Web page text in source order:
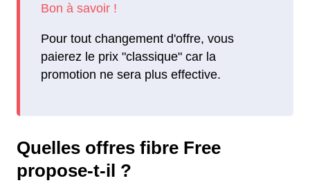
Pour tout changement d'offre, vous
paierez le prix "classique" car la
promotion ne sera plus effective.
Quelles offres fibre Free
propose-t-il ?